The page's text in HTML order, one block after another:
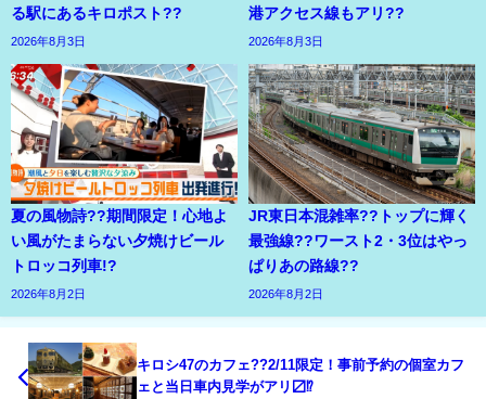
る駅にあるキロポスト??
2026年8月3日
港アクセス線もアリ??
2026年8月3日
夏の風物詩??期間限定！心地よ
い風がたまらない夕焼けビール
トロッコ列車!?
2026年8月2日
JR東日本混雑率??トップに輝く
最強線??ワースト2・3位はやっ
ぱりあの路線??
2026年8月2日
キロシ47のカフェ??2/11限定！事前予約の個室カフ
ェと当日車内見学がアリ〼⁉